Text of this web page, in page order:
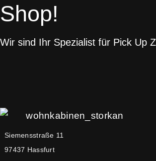
Shop!
Wir sind Ihr Spezialist für Pick Up
Siemensstraße 11
97437 Hassfurt